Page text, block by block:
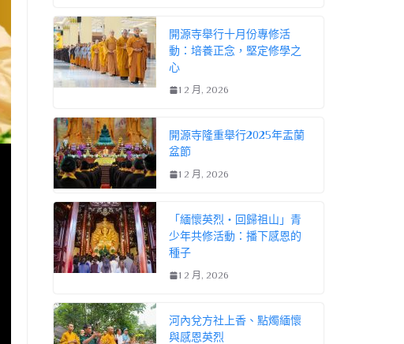
開源寺舉行十月份專修活
動：培養正念，堅定修學之
心
1 2 月, 2026
開源寺隆重舉行2025年盂蘭
盆節
1 2 月, 2026
「緬懷英烈・回歸祖山」青
少年共修活動：播下感恩的
種子
1 2 月, 2026
河內兌方社上香、點燭緬懷
與感恩英烈